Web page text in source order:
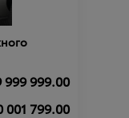
999 999.00
001 799.00